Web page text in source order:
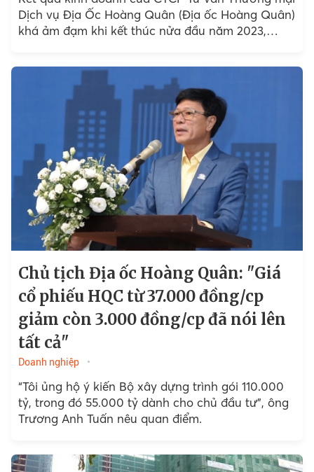
Dịch vụ Địa Ốc Hoàng Quân (Địa ốc Hoàng Quân)
khá ảm đạm khi kết thúc nửa đầu năm 2023,
nhuận sau thuế, giảm 85% so với cùng kỳ.
Chủ tịch Địa ốc Hoàng Quân: "Giá
cổ phiếu HQC từ 37.000 đồng/cp
giảm còn 3.000 đồng/cp đã nói lên
tất cả"
Doanh nghiệp
“Tôi ủng hộ ý kiến Bộ xây dựng trình gói 110.000
tỷ, trong đó 55.000 tỷ dành cho chủ đầu tư”, ông
Trương Anh Tuấn nêu quan điểm.